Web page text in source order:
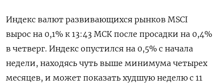
Индекс валют развивающихся рынков MSCI
вырос на 0,1% к 13:43 МСК после просадки на 0,4%
в четверг. Индекс опустился на 0,5% с начала
недели, находясь чуть выше минимума четырех
месяцев, и может показать худшую неделю с 11